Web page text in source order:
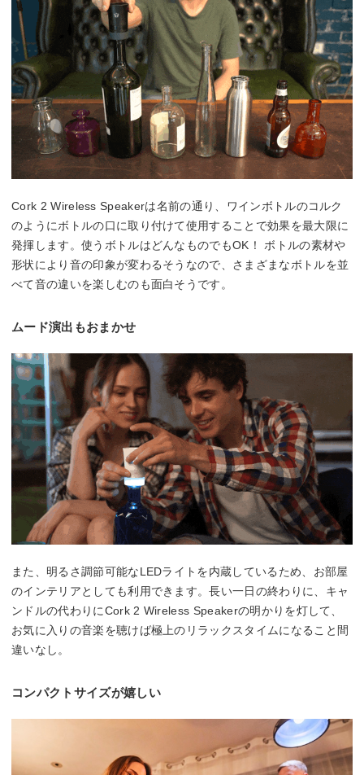
Cork 2 Wireless Speakerは名前の通り、ワインボトルのコルク
のようにボトルの口に取り付けて使用することで効果を最大限に
発揮します。使うボトルはどんなものでもOK！ ボトルの素材や
形状により音の印象が変わるそうなので、さまざまなボトルを並
べて音の違いを楽しむのも面白そうです。
ムード演出もおまかせ
また、明るさ調節可能なLEDライトを内蔵しているため、お部屋
のインテリアとしても利用できます。長い一日の終わりに、キャ
ンドルの代わりにCork 2 Wireless Speakerの明かりを灯して、
お気に入りの音楽を聴けば極上のリラックスタイムになること間
違いなし。
コンパクトサイズが嬉しい